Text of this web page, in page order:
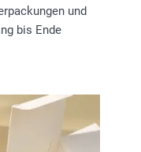
und
bis Ende